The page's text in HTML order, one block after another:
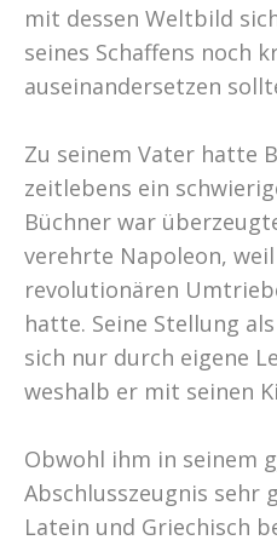
mit dessen Weltbild
seines Schaffens noch
auseinandersetzen
Zu seinem Vater hatte
zeitlebens ein
Büchner war
verehrte Napoleon,
revolutionären
hatte. Seine Stellung
sich nur durch eigene
weshalb er mit seinen
Obwohl ihm in seinem
Abschlusszeugnis sehr
Latein und Griechisch